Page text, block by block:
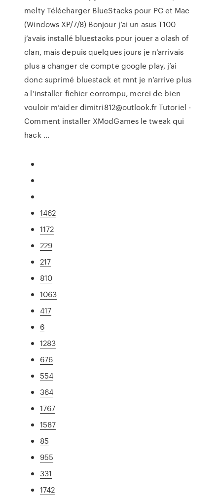
melty Télécharger BlueStacks pour PC et Mac
(Windows XP/7/8) Bonjour j’ai un asus T100
j’avais installé bluestacks pour jouer a clash of
clan, mais depuis quelques jours je n’arrivais
plus a changer de compte google play, j’ai
donc suprimé bluestack et mnt je n’arrive plus
a l’installer fichier corrompu, merci de bien
vouloir m’aider dimitri812@outlook.fr Tutoriel -
Comment installer XModGames le tweak qui
hack ...
1462
1172
229
217
810
1063
417
6
1283
676
554
364
1767
1587
85
955
331
1742